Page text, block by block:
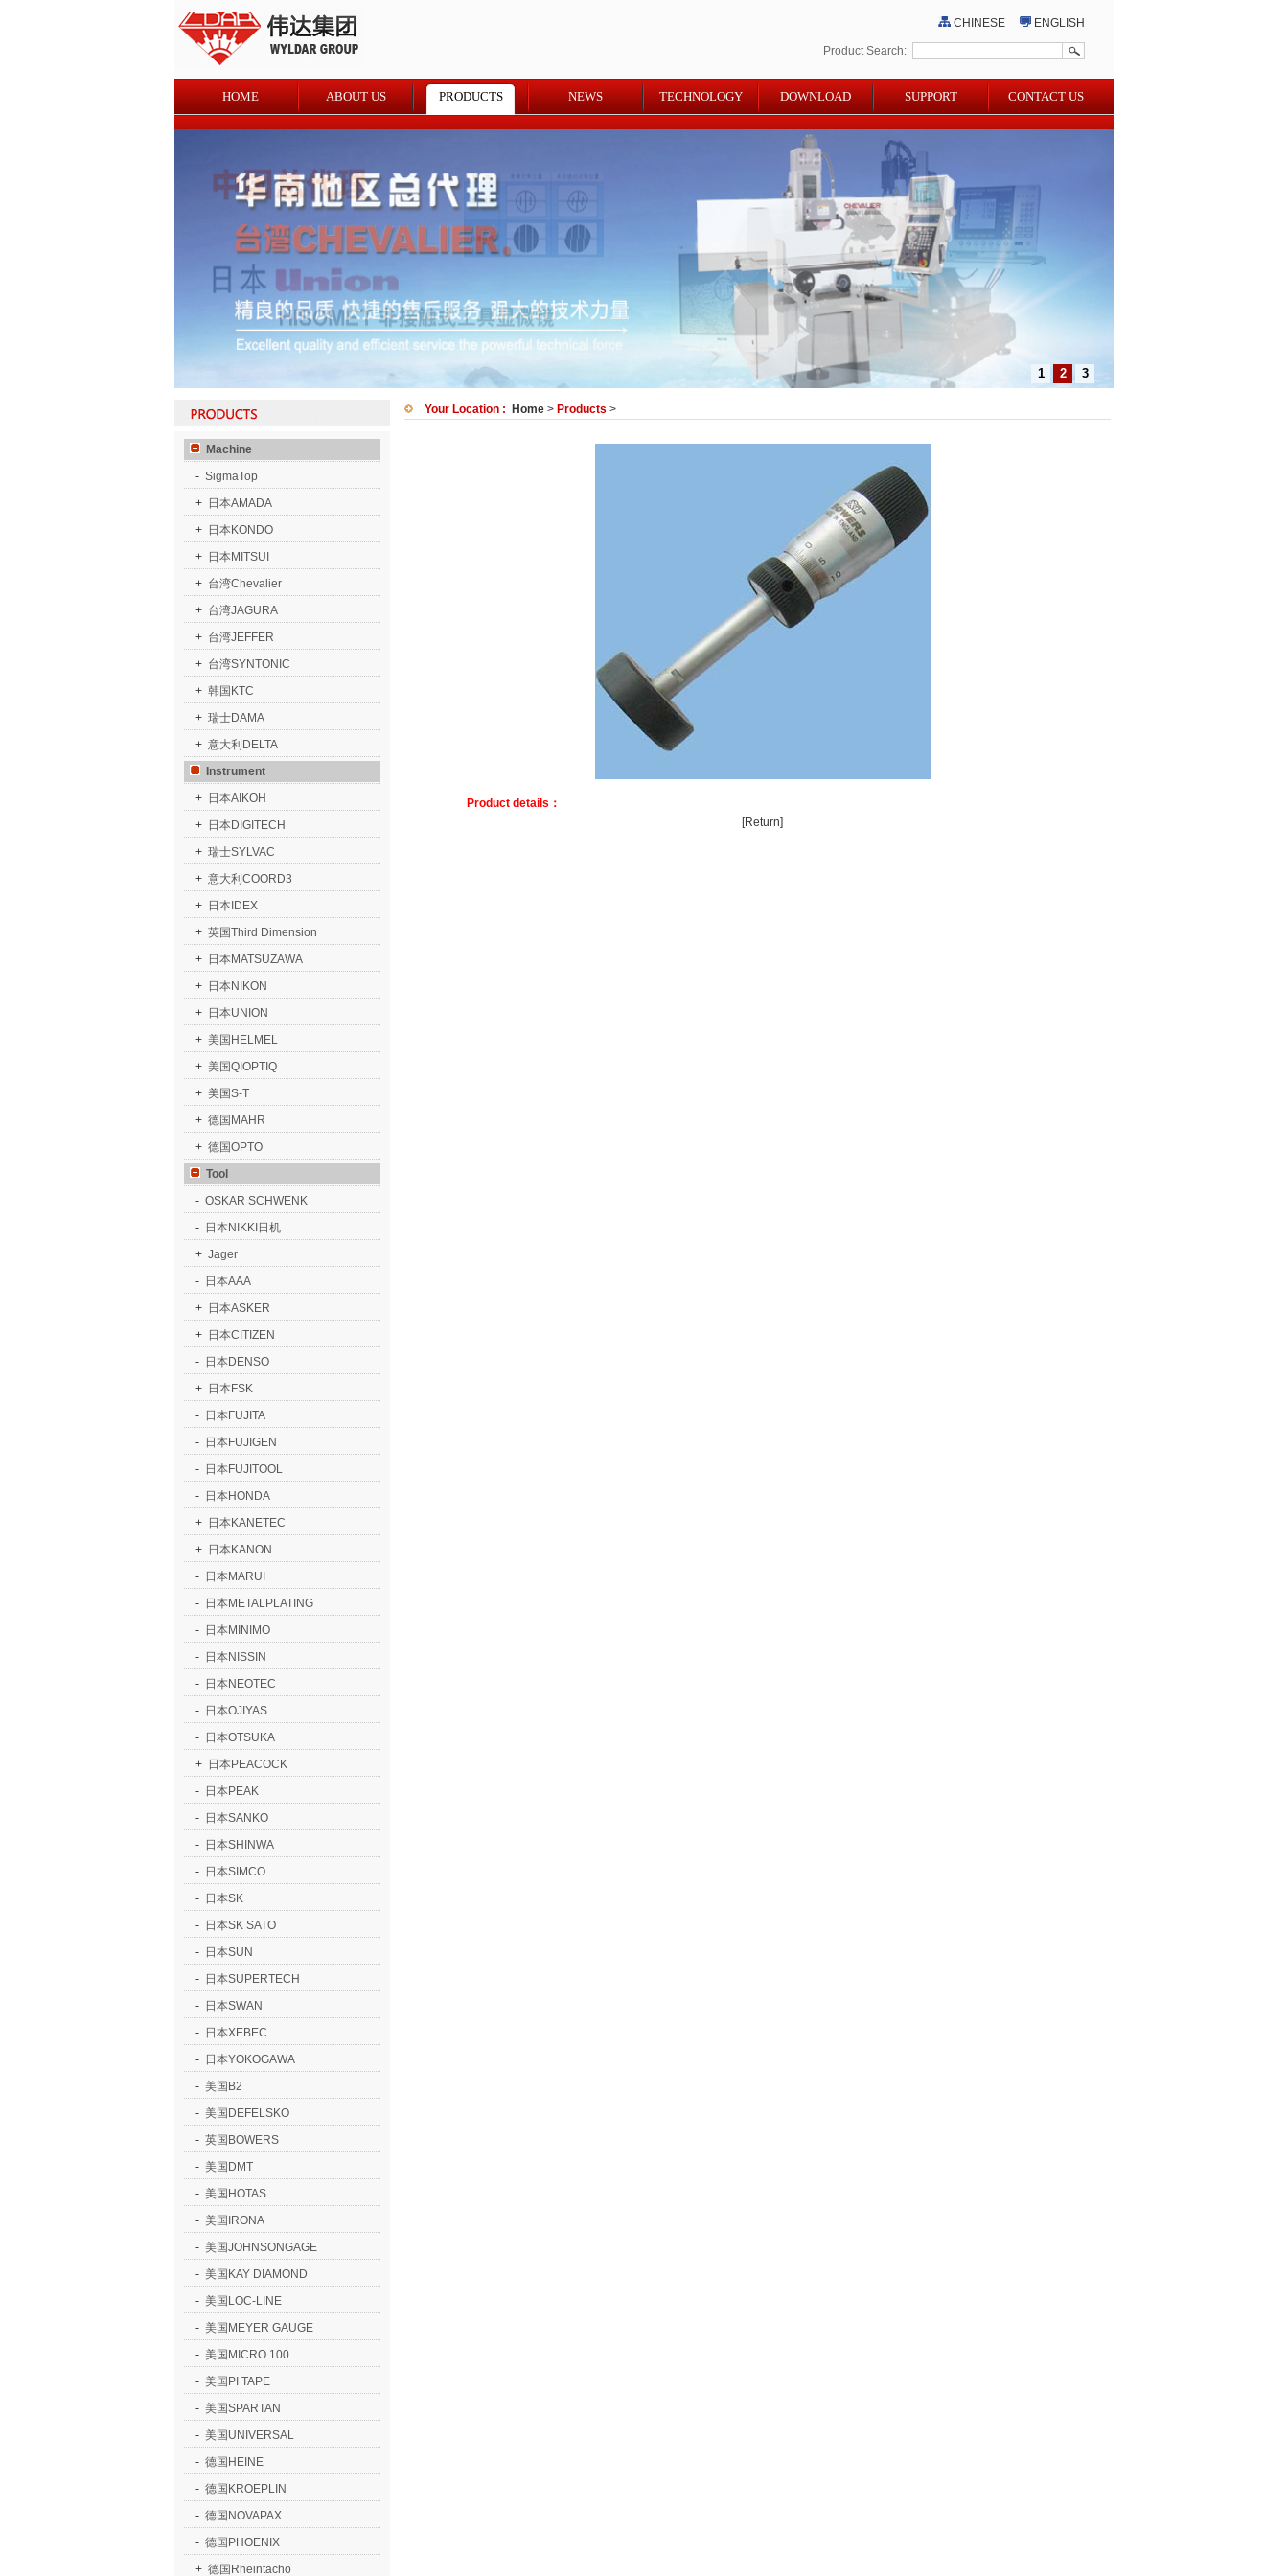
CHINESE ENGLISH
Product Search:
HOME ABOUT US PRODUCTS NEWS TECHNOLOGY DOWNLOAD SUPPORT CONTACT US
1 2 3
Machine
- SigmaTop
+ 日本AMADA
+ 日本KONDO
+ 日本MITSUI
+ 台湾Chevalier
+ 台湾JAGURA
+ 台湾JEFFER
+ 台湾SYNTONIC
+ 韩国KTC
+ 瑞士DAMA
+ 意大利DELTA
Instrument
+ 日本AIKOH
+ 日本DIGITECH
+ 瑞士SYLVAC
+ 意大利COORD3
+ 日本IDEX
+ 英国Third Dimension
+ 日本MATSUZAWA
+ 日本NIKON
+ 日本UNION
+ 美国HELMEL
+ 美国QIOPTIQ
+ 美国S-T
+ 德国MAHR
+ 德国OPTO
Tool
- OSKAR SCHWENK
- 日本NIKKI日机
+ Jager
- 日本AAA
+ 日本ASKER
+ 日本CITIZEN
- 日本DENSO
+ 日本FSK
- 日本FUJITA
- 日本FUJIGEN
- 日本FUJITOOL
- 日本HONDA
+ 日本KANETEC
+ 日本KANON
- 日本MARUI
- 日本METALPLATING
- 日本MINIMO
- 日本NISSIN
- 日本NEOTEC
- 日本OJIYAS
- 日本OTSUKA
+ 日本PEACOCK
- 日本PEAK
- 日本SANKO
- 日本SHINWA
- 日本SIMCO
- 日本SK
- 日本SK SATO
- 日本SUN
- 日本SUPERTECH
- 日本SWAN
- 日本XEBEC
- 日本YOKOGAWA
- 美国B2
- 美国DEFELSKO
- 英国BOWERS
- 美国DMT
- 美国HOTAS
- 美国IRONA
- 美国JOHNSONGAGE
- 美国KAY DIAMOND
- 美国LOC-LINE
- 美国MEYER GAUGE
- 美国MICRO 100
- 美国PI TAPE
- 美国SPARTAN
- 美国UNIVERSAL
- 德国HEINE
- 德国KROEPLIN
- 德国NOVAPAX
- 德国PHOENIX
+ 德国Rheintacho
Your Location : Home > Products >
Product details：
[Return]